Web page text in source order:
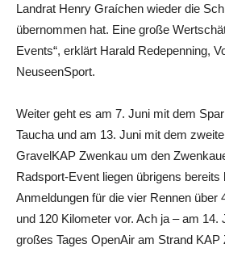
Landrat Henry Graíchen wieder die
übernommen hat. Eine große
Events“, erklärt Harald Redepenning,
NeuseenSport.
Weiter geht es am 7. Juni mit dem
Taucha und am 13. Juni mit dem
GravelKAP Zwenkau um den
Radsport-Event liegen übrigens bereits
Anmeldungen für die vier Rennen über
und 120 Kilometer vor. Ach ja – am 14.
großes Tages OpenAir am Strand KAP